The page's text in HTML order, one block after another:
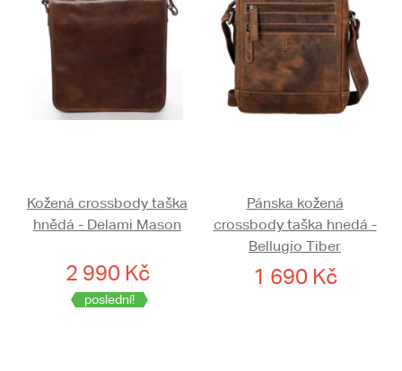
Kožená crossbody taška
hnědá - Delami Mason
2 990 Kč
poslední!
Pánska kožená
crossbody taška hnedá -
Bellugio Tiber
1 690 Kč